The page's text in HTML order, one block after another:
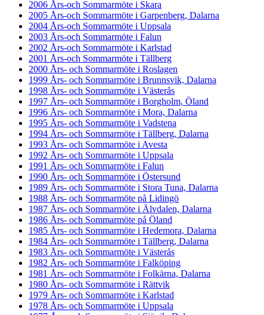
2006 Års-och Sommarmöte i Skara
2005 Års-och Sommarmöte i Garpenberg, Dalarna
2004 Års-och Sommarmöte i Uppsala
2003 Års-och Sommarmöte i Falun
2002 Års-och Sommarmöte i Karlstad
2001 Års-och Sommarmöte i Tällberg
2000 Års- och Sommarmöte i Roslagen
1999 Års- och Sommarmöte i Brunnsvik, Dalarna
1998 Års- och Sommarmöte i Västerås
1997 Års- och Sommarmöte i Borgholm, Öland
1996 Års- och Sommarmöte i Mora, Dalarna
1995 Års- och Sommarmöte i Vadstena
1994 Års- och Sommarmöte i Tällberg, Dalarna
1993 Års- och Sommarmöte i Avesta
1992 Års- och Sommarmöte i Uppsala
1991 Års- och Sommarmöte i Falun
1990 Års- och Sommarmöte i Östersund
1989 Års- och Sommarmöte i Stora Tuna, Dalarna
1988 Års- och Sommarmöte på Lidingö
1987 Års- och Sommarmöte i Älvdalen, Dalarna
1986 Års- och Sommarmöte på Öland
1985 Års- och Sommarmöte i Hedemora, Dalarna
1984 Års- och Sommarmöte i Tällberg, Dalarna
1983 Års- och Sommarmöte i Västerås
1982 Års- och Sommarmöte i Falköping
1981 Års- och Sommarmöte i Folkärna, Dalarna
1980 Års- och Sommarmöte i Rättvik
1979 Års- och Sommarmöte i Karlstad
1978 Års- och Sommarmöte i Uppsala